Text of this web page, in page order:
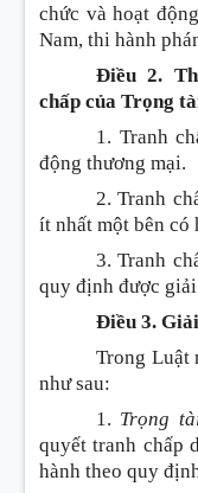
chức và hoạt
Nam, thi hành
Điều 2.
chấp của Trọng
1. Tranh
động thương mại.
2. Tranh
ít nhất một bên có
3. Tranh
quy định được
Điều 3.
Trong Luật
như sau:
1. Trọng
quyết tranh chấp
hành theo quy